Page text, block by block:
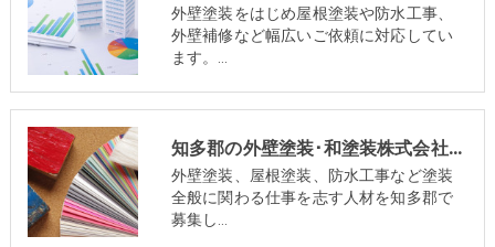
外壁塗装をはじめ屋根塗装や防水工事、
外壁補修など幅広いご依頼に対応してい
ます。…
知多郡の外壁塗装･和塗装株式会社のお客様の声
外壁塗装、屋根塗装、防水工事など塗装
全般に関わる仕事を志す人材を知多郡で
募集し…